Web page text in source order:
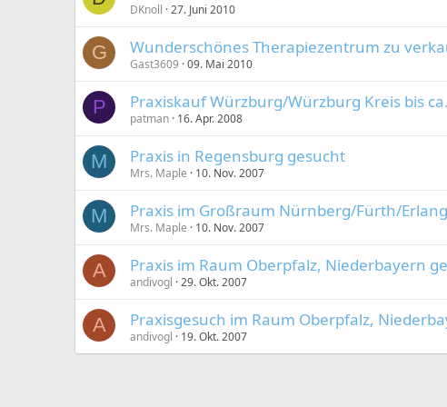
DKnoll 27. Juni 2010
G Wunderschönes Therapiezentrum zu
Gast3609 09. Mai 2010
P Praxiskauf Würzburg/Würzburg Kreis bis
patman 16. Apr. 2008
M Praxis in Regensburg gesucht
Mrs. Maple 10. Nov. 2007
M Praxis im Großraum Nürnberg/Fürth/
Mrs. Maple 10. Nov. 2007
A Praxis im Raum Oberpfalz, Niederbayern
andivogl 29. Okt. 2007
A Praxisgesuch im Raum Oberpfalz,
andivogl 19. Okt. 2007